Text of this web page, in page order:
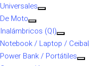
Universales
De Moto
Inalámbricos (QI)
Notebook / Laptop / Ceibal
Power Bank / Portátiles